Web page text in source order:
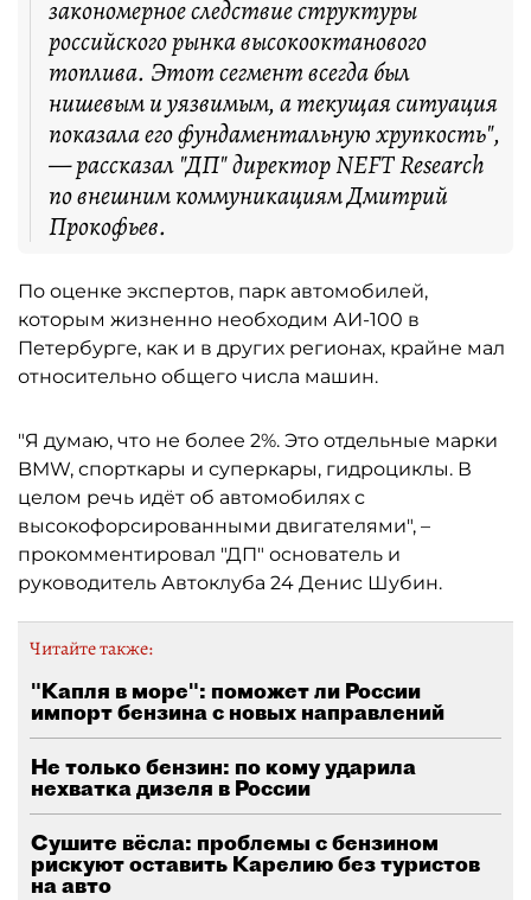
закономерное следствие структуры
российского рынка высокооктанового
топлива. Этот сегмент всегда был
нишевым и уязвимым, а текущая ситуация
показала его фундаментальную хрупкость",
— рассказал "ДП" директор NEFT Research
по внешним коммуникациям Дмитрий
Прокофьев.
По оценке экспертов, парк автомобилей,
которым жизненно необходим АИ-100 в
Петербурге, как и в других регионах, крайне мал
относительно общего числа машин.
"Я думаю, что не более 2%. Это отдельные марки
BMW, спорткары и суперкары, гидроциклы. В
целом речь идёт об автомобилях с
высокофорсированными двигателями", –
прокомментировал "ДП" основатель и
руководитель Автоклуба 24 Денис Шубин.
Читайте также:
"Капля в море": поможет ли России
импорт бензина с новых направлений
Не только бензин: по кому ударила
нехватка дизеля в России
Сушите вёсла: проблемы с бензином
рискуют оставить Карелию без туристов
на авто